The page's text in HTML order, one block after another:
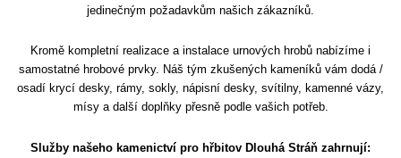
jedinečným požadavkům našich zákazníků.
Kromě kompletní realizace a instalace urnových hrobů nabízíme i
samostatné hrobové prvky. Náš tým zkušených kameníků vám dodá /
osadí krycí desky, rámy, sokly, nápisní desky, svítilny, kamenné vázy,
mísy a další doplňky přesně podle vašich potřeb.
Služby našeho kamenictví pro hřbitov Dlouhá Stráň zahrnují: